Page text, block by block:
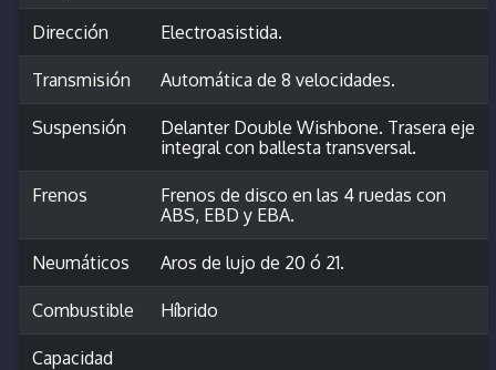
Dirección Electroasistida.
Transmisión Automática de 8 velocidades.
Suspensión
Delanter Double Wishbone. Trasera eje
integral con ballesta transversal.
Frenos
Frenos de disco en las 4 ruedas con
ABS, EBD y EBA.
Neumáticos Aros de lujo de 20 ó 21.
Combustible Híbrido
Capacidad